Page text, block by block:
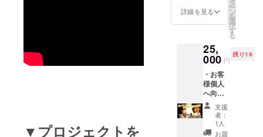
▼プロジェクトを
チェキ
付き）
7/6予定
動画 ※
支援時
に必ず
備考欄
にご希
望のお
名前を
ご記入
くださ
い。
詳細を見る ー
ン
を
選
択
す
る
25,
000 円
残り19
・お客
様個人
へ向け
た全メ
ンバー
からの
メッ
支援
者：
1人
お届